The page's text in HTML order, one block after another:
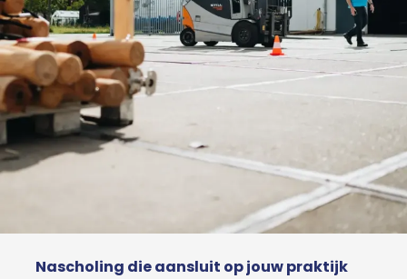
Nascholing die aansluit op jouw praktijk